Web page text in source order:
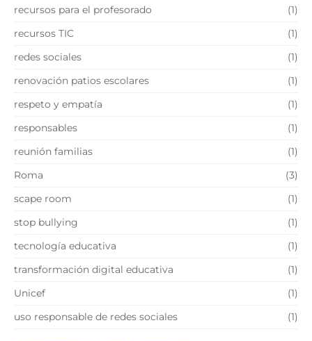
recursos para el profesorado
(1)
recursos TIC
(1)
redes sociales
(1)
renovación patios escolares
(1)
respeto y empatía
(1)
responsables
(1)
reunión familias
(1)
Roma
(3)
scape room
(1)
stop bullying
(1)
tecnología educativa
(1)
transformación digital educativa
(1)
Unicef
(1)
uso responsable de redes sociales
(1)